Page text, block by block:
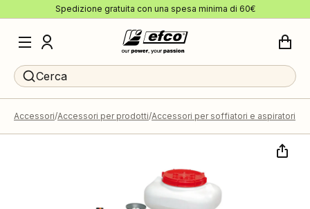
Spedizione gratuita con una spesa minima di 60€
Cerca
Accessori Accessori per prodotti Accessori per soffiatori e aspiratori